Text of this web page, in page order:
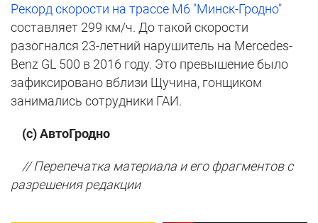
Рекорд скорости на трассе М6 "Минск-Гродно"
составляет 299 км/ч. До такой скорости
разогнался 23-летний нарушитель на Mercedes-
Benz GL 500 в 2016 году. Это превышение было
зафиксировано вблизи Щучина, гонщиком
занимались сотрудники ГАИ.
(с) АвтоГродно
// Перепечатка материала и его фрагментов с
разрешения редакции